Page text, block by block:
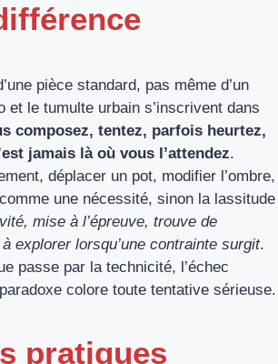
pièce standard, pas même d’un
et le tumulte urbain s’inscrivent dans
composez, tentez, parfois heurtez,
jamais là où vous l’attendez.
déplacer un pot, modifier l’ombre,
une nécessité, sinon la lassitude
mise à l’épreuve, trouve de
explorer lorsqu’une contrainte surgit.
passe par la technicité, l’échec
colore toute tentative sérieuse.
pratiques